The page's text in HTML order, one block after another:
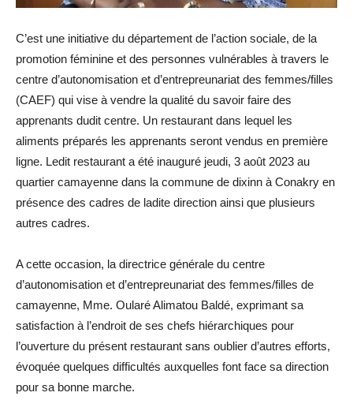
C’est une initiative du département de l’action sociale, de la
promotion féminine et des personnes vulnérables à travers le
centre d’autonomisation et d’entrepreunariat des femmes/filles
(CAEF) qui vise à vendre la qualité du savoir faire des
apprenants dudit centre. Un restaurant dans lequel les
aliments préparés les apprenants seront vendus en première
ligne. Ledit restaurant a été inauguré jeudi, 3 août 2023 au
quartier camayenne dans la commune de dixinn à Conakry en
présence des cadres de ladite direction ainsi que plusieurs
autres cadres.
A cette occasion, la directrice générale du centre
d’autonomisation et d’entrepreunariat des femmes/filles de
camayenne, Mme. Oularé Alimatou Baldé, exprimant sa
satisfaction à l’endroit de ses chefs hiérarchiques pour
l’ouverture du présent restaurant sans oublier d’autres efforts,
évoquée quelques difficultés auxquelles font face sa direction
pour sa bonne marche.